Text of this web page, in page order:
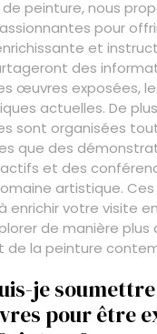
peinture, nous
pour
et
des
œuvres exposées,
actuelles. De
sont organisées
que des
et des
artistique.
enrichir votre visite
de manière plus
la peinture
je
pour être